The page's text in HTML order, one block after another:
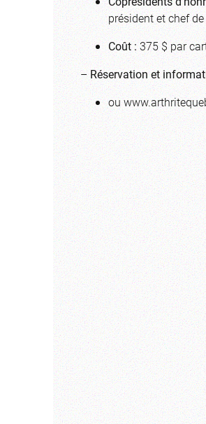
président et chef
Coût :375 $ par
–Réservation et
ou